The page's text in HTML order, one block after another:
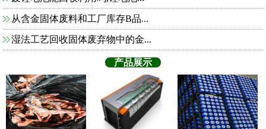
从含金固体废料和工厂库存B品...
湿法工艺回收固体废弃物中的金...
产品展示